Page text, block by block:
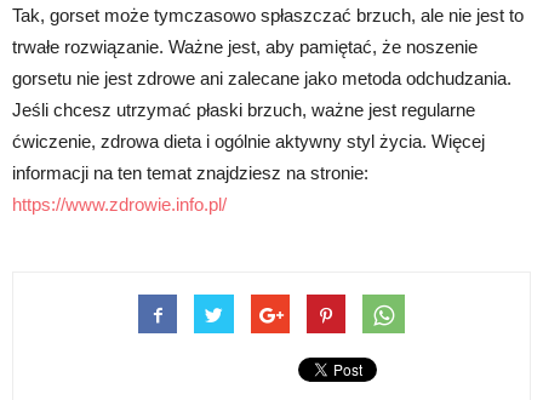
Tak, gorset może tymczasowo spłaszczać brzuch, ale nie jest to
trwałe rozwiązanie. Ważne jest, aby pamiętać, że noszenie
gorsetu nie jest zdrowe ani zalecane jako metoda odchudzania.
Jeśli chcesz utrzymać płaski brzuch, ważne jest regularne
ćwiczenie, zdrowa dieta i ogólnie aktywny styl życia. Więcej
informacji na ten temat znajdziesz na stronie:
https://www.zdrowie.info.pl/